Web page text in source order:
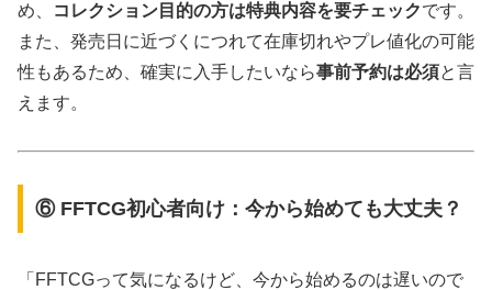
め、
コレクション目的の方は特典内容を要チェックです。
また、発売日に近づくにつれて在庫切れやプレ値化の可能
性もあるため、確実に入手したいなら事前予約は必須と言
えます。
⑥ FFTCG初心者向け：今から始めても大丈夫？
「FFTCGって気になるけど、今から始めるのは遅いので